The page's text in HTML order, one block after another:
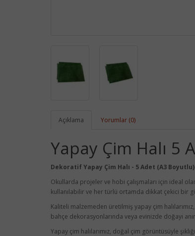
Açıklama Yorumlar (0)
Yapay Çim Halı 5
Dekoratif Yapay Çim Halı - 5 Adet (A3 Boyutlu)
Okullarda projeler ve hobi çalışmaları için ideal
kullanılabilir ve her türlü ortamda dikkat çekici bir
Kaliteli malzemeden üretilmiş yapay çim
bahçe dekorasyonlarında veya evinizde doğayı
Yapay çim halılarımız, doğal çim görüntüsüyle